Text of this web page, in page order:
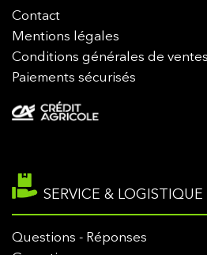
Contact
Mentions légales
Conditions générales de ventes
Paiements sécurisés
SERVICE & LOGISTIQUE
Questions - Réponses